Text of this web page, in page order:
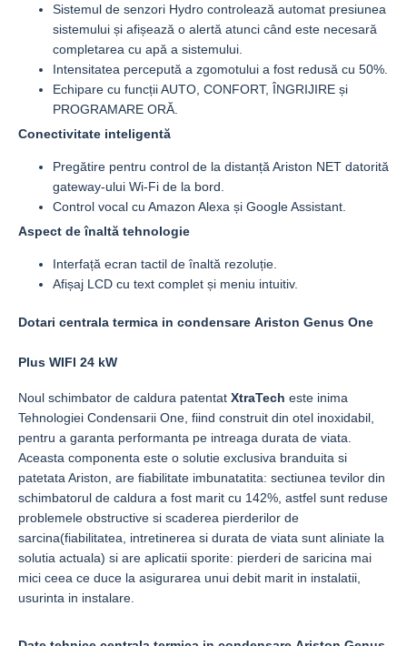
Sistemul de senzori Hydro controlează automat presiunea
sistemului și afișează o alertă atunci când este necesară
completarea cu apă a sistemului.
Intensitatea percepută a zgomotului a fost redusă cu 50%.
Echipare cu funcții AUTO, CONFORT, ÎNGRIJIRE și
PROGRAMARE ORĂ.
Conectivitate inteligentă
Pregătire pentru control de la distanță Ariston NET datorită
gateway-ului Wi-Fi de la bord.
Control vocal cu Amazon Alexa și Google Assistant.
Aspect de înaltă tehnologie
Interfață ecran tactil de înaltă rezoluție.
Afișaj LCD cu text complet și meniu intuitiv.
Dotari centrala termica in condensare Ariston Genus One
Plus WIFI 24 kW
Noul schimbator de caldura patentat XtraTech este inima
Tehnologiei Condensarii One, fiind construit din otel inoxidabil,
pentru a garanta performanta pe intreaga durata de viata.
Aceasta componenta este o solutie exclusiva branduita si
patetata Ariston, are fiabilitate imbunatatita: sectiunea tevilor din
schimbatorul de caldura a fost marit cu 142%, astfel sunt reduse
problemele obstructive si scaderea pierderilor de
sarcina(fiabilitatea, intretinerea si durata de viata sunt aliniate la
solutia actuala) si are aplicatii sporite: pierderi de saricina mai
mici ceea ce duce la asigurarea unui debit marit in instalatii,
usurinta in instalare.